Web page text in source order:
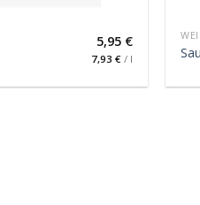
5,95 €
7,93 € / l